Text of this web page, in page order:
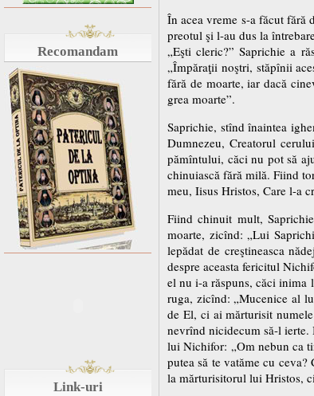
Recomandam
Link-uri
În acea vreme s-a făcut
preotul şi l-au dus la
„Eşti cleric?” Saprichie a
„Împăraţii noştri, stăpînii
fără de moarte, iar dacă
grea moarte”.
Saprichie, stînd înaintea
Dumnezeu, Creatorul
pămîntului, căci nu pot să
chinuiască fără milă. Fiind
meu, Iisus Hristos, Care l-a
Fiind chinuit mult,
moarte, zicînd: „Lui
lepădat de creştineasca
despre aceasta fericitul
el nu i-a răspuns, căci inima
ruga, zicînd: „Mucenice al
de El, ci ai mărturisit
nevrînd nicidecum să-l
lui Nichifor: „Om nebun ca
putea să te vatăme cu
la mărturisitorul lui Hristos,